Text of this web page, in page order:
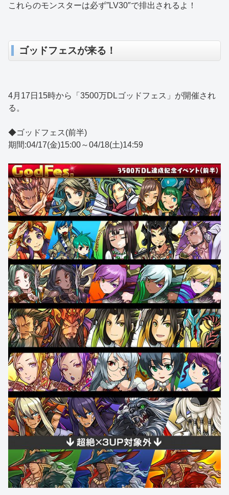
これらのモンスターは必ず”LV30″で排出されるよ！
ゴッドフェスが来る！
4月17日15時から「3500万DLゴッドフェス」が開催され
る。
◆ゴッドフェス(前半)
期間:04/17(金)15:00～04/18(土)14:59